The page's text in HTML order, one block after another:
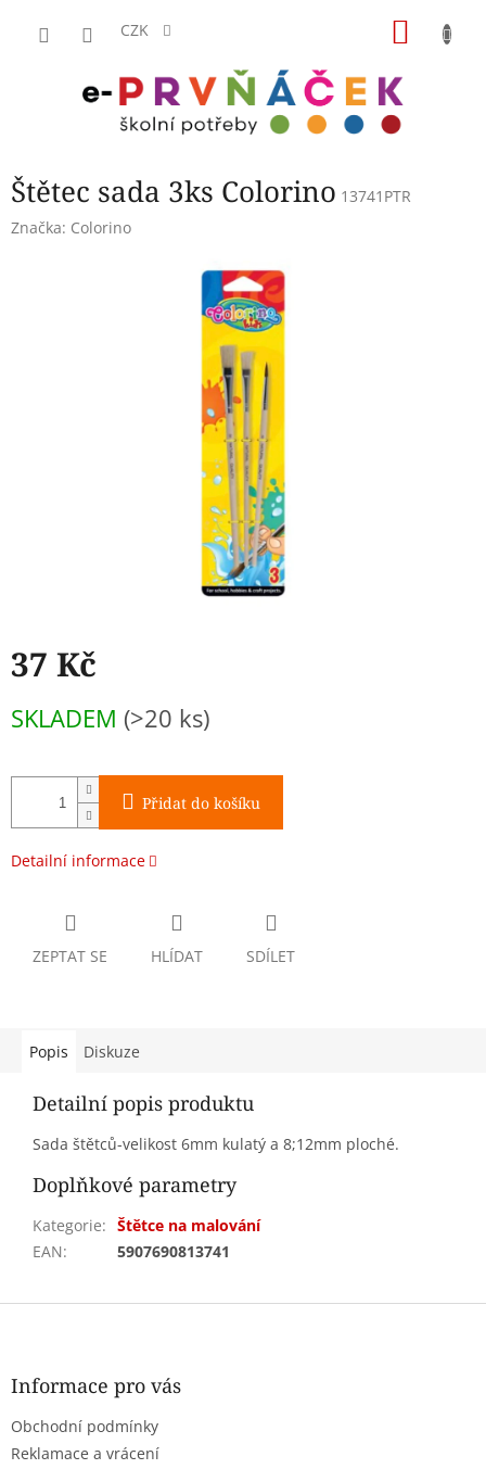
CZK
Štětec sada 3ks Colorino 13741PTR
Značka: Colorino
37 Kč
cena:
SKLADEM (>20 ks)
Přidat do košíku
Detailní informace
ZEPTAT SE HLÍDAT SDÍLET
Popis Diskuze
Detailní popis produktu
Sada štětců-velikost 6mm kulatý a 8;12mm ploché.
Doplňkové parametry
Kategorie: Štětce na malování
EAN: 5907690813741
Z
Informace pro vás
Obchodní podmínky
Reklamace a vrácení